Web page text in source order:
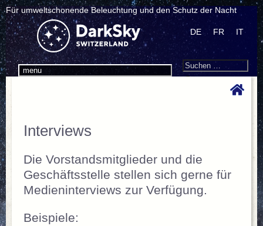
Für umweltschonende Beleuchtung und den Schutz der Nacht
menu
DE FR IT
Search
Suchen
Interviews
Die Vorstandsmitglieder und die
Geschäftsstelle stellen sich gerne für
Medieninterviews zur Verfügung.
Beispiele: